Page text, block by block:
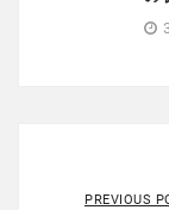
PREVIOUS